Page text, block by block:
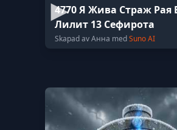
4770 Я Жива Страж Рая
Лилит 13 Сефирота
Skapad av Анна medSuno AI